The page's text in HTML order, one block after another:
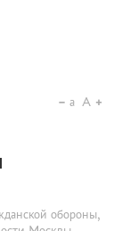
a A
обороны,